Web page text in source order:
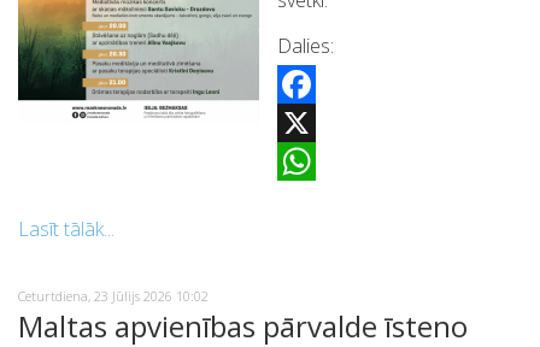
Dalies:
Facebook
X
Lasīt tālāk...
Ceturtdiena, 23 Jūlijs 2026 10:02
Maltas apvienības pārvalde īsteno